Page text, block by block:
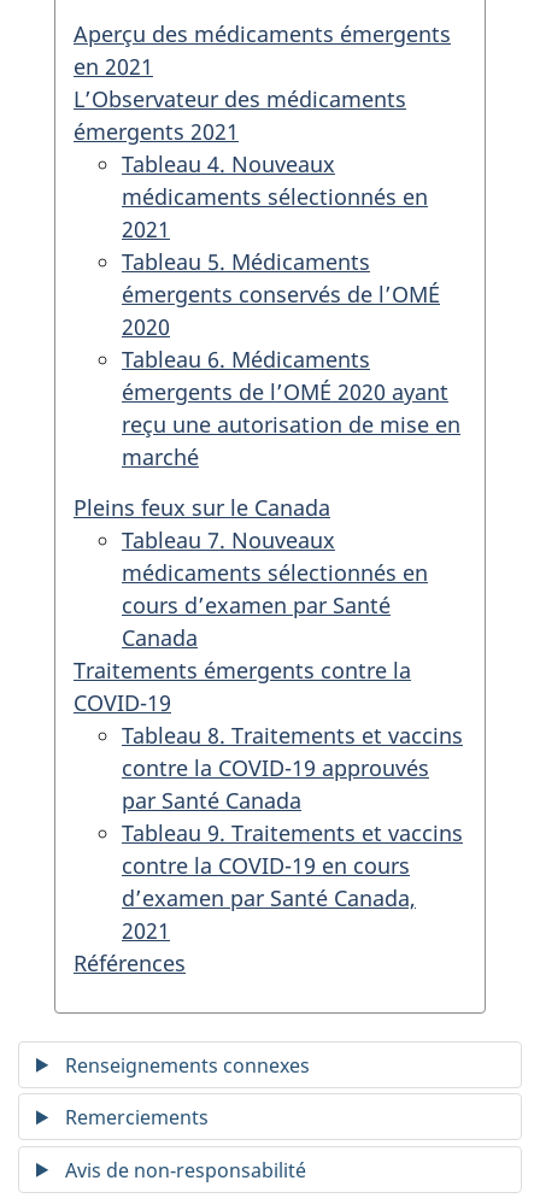
Aperçu des médicaments émergents
en 2021
L’Observateur des médicaments
émergents 2021
Tableau 4. Nouveaux
médicaments sélectionnés en
2021
Tableau 5. Médicaments
émergents conservés de l’OMÉ
2020
Tableau 6. Médicaments
émergents de l’OMÉ 2020 ayant
reçu une autorisation de mise en
marché
Pleins feux sur le Canada
Tableau 7. Nouveaux
médicaments sélectionnés en
cours d’examen par Santé
Canada
Traitements émergents contre la
COVID-19
Tableau 8. Traitements et vaccins
contre la COVID-19 approuvés
par Santé Canada
Tableau 9. Traitements et vaccins
contre la COVID-19 en cours
d’examen par Santé Canada,
2021
Références
Renseignements connexes
Remerciements
Avis de non‑responsabilité